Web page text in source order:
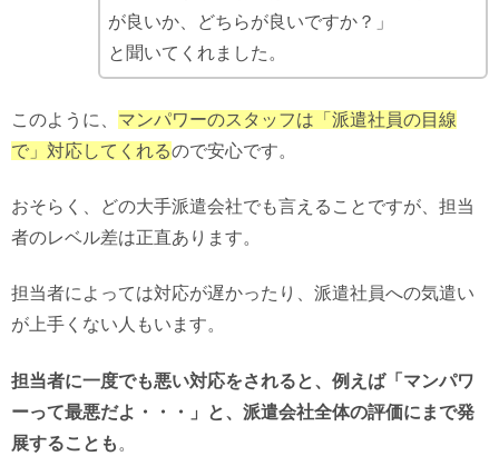
が良いか、どちらが良いですか？」
と聞いてくれました。
このように、 マンパワーのスタッフは「派遣社員の目線
で」対応してくれるので安心です。
おそらく、どの大手派遣会社でも言えることですが、担当
者のレベル差は正直あります。
担当者によっては対応が遅かったり、派遣社員への気遣い
が上手くない人もいます。
担当者に一度でも悪い対応をされると、例えば「マンパワ
ーって最悪だよ・・・」と、派遣会社全体の評価にまで発
展することも 。